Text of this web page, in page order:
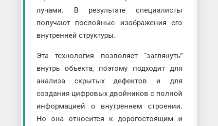
лучами. В результате специалисты
получают послойные изображения его
внутренней структуры.
Эта технология позволяет “заглянуть”
внутрь объекта, поэтому подходит для
анализа скрытых дефектов и для
создания цифровых двойников с полной
информацией о внутреннем строении.
Но она относится к дорогостоящим и